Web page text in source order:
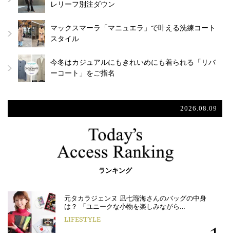
レリーフ別注ダウン
マックスマーラ「マニュエラ」で叶える洗練コート
スタイル
今冬はカジュアルにもきれいめにも着られる「リバ
ーコート」をご指名
2026.08.09
ランキング
元タカラジェンヌ 凪七瑠海さんのバッグの中身
は？ 「ユニークな小物を楽しみながら…
LIFESTYLE